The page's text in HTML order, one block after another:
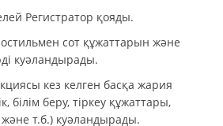
Регистратор қояды.
сот құжаттарын және
куәландырады.
кез келген басқа жария
білім беру, тіркеу құжаттары,
және т.б.) куәландырады.